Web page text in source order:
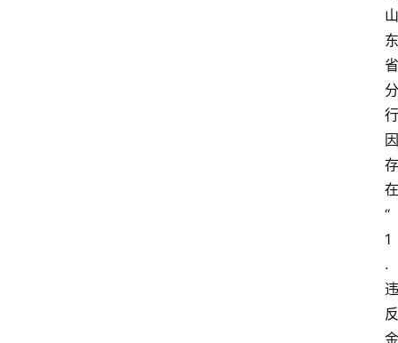
山
东
省
分
行
因
存
在
“
1
.
违
反
金